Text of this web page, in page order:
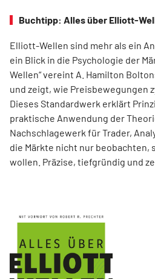
Buchtipp: Alles über Elliott-
Elliott-Wellen sind mehr als ein
ein Blick in die Psychologie der
Wellen“ vereint A. Hamilton
und zeigt, wie Preisbewegungen
Dieses Standardwerk erklärt
praktische Anwendung der
Nachschlagewerk für Trader,
die Märkte nicht nur beobachten,
wollen. Präzise, tiefgründig und